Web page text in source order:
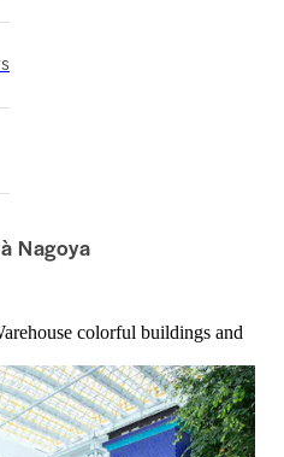
Nagoya
colorful buildings and